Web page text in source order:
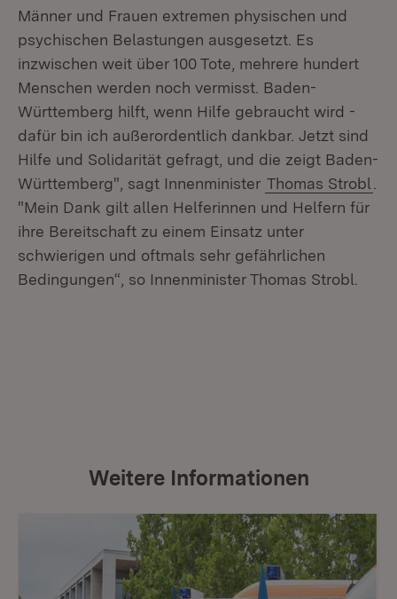
Männer und Frauen extremen physischen und
psychischen Belastungen ausgesetzt. Es
inzwischen weit über 100 Tote, mehrere hundert
Menschen werden noch vermisst. Baden-
Württemberg hilft, wenn Hilfe gebraucht wird -
dafür bin ich außerordentlich dankbar. Jetzt sind
Hilfe und Solidarität gefragt, und die zeigt Baden-
Württemberg", sagt Innenminister Thomas Strobl
"Mein Dank gilt allen Helferinnen und Helfern für
ihre Bereitschaft zu einem Einsatz unter
schwierigen und oftmals sehr gefährlichen
Bedingungen“, so Innenminister Thomas Strobl.
Weitere Informationen